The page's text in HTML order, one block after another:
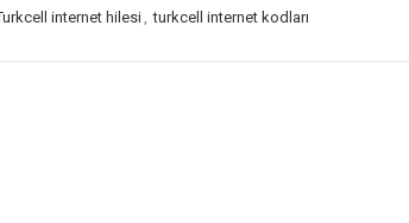
internet hilesi, turkcell internet kodları